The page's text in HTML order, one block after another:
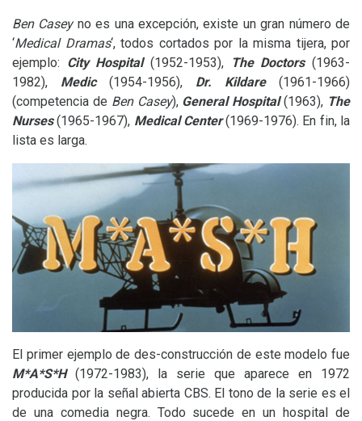
Ben Caseyno es una excepción, existe un gran número de
‘Medical Dramas‘, todos cortados por la misma tijera, por
ejemplo: City Hospital (1952-1953), The Doctors(1963-
1982),
Medic(1954-1956), Dr. Kildare
(1961-1966)
(competencia de Ben Casey), General Hospital(1963), The
Nurses(1965-1967), Medical Center(1969-1976). En fin, la
lista es larga.
El primer ejemplo de des-construcción de este modelo fue
M*A*S*H(1972-1983), la serie que aparece en 1972
producida por la señal abierta CBS. El tono de la serie es el
de una comedia negra. Todo sucede en un hospital de